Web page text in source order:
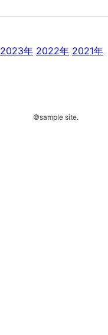
2023年 2022年 2021年
©sample site.